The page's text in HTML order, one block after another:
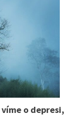
o depresi,